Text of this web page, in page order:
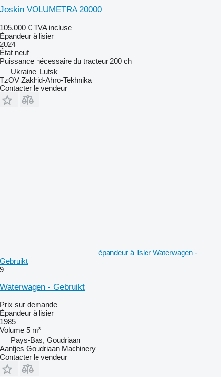
Joskin VOLUMETRA 20000
105.000 € TVA incluse
Épandeur à lisier
2024
État neuf
Puissance nécessaire du tracteur 200 ch
Ukraine, Lutsk
TzOV Zakhid-Ahro-Tekhnika
Contacter le vendeur
épandeur à lisier Waterwagen -
Gebruikt
9
Waterwagen - Gebruikt
Prix sur demande
Épandeur à lisier
1985
Volume 5 m³
Pays-Bas, Goudriaan
Aantjes Goudriaan Machinery
Contacter le vendeur